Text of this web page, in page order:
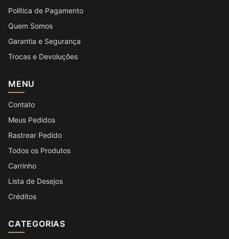
Política de Pagamento
Quem Somos
Garantia e Segurança
Trocas e Devoluções
MENU
Contato
Meus Pedidos
Rastrear Pedido
Todos os Produtos
Carrinho
Lista de Desejos
Créditos
CATEGORIAS